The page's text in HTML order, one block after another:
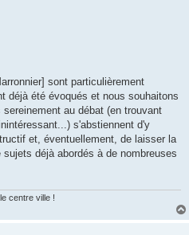
sont particulièrement
déjà été évoqués et nous souhaitons
au débat (en trouvant
s'abstiennent d'y
et, éventuellement, de laisser la
déjà abordés à de nombreuses
centre ville !